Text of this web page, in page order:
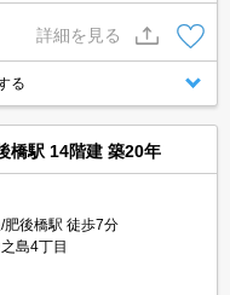
ご負担願います。
詳細を見る
る
橋駅 14階建 築20年
肥後橋駅 徒歩7分
島4丁目